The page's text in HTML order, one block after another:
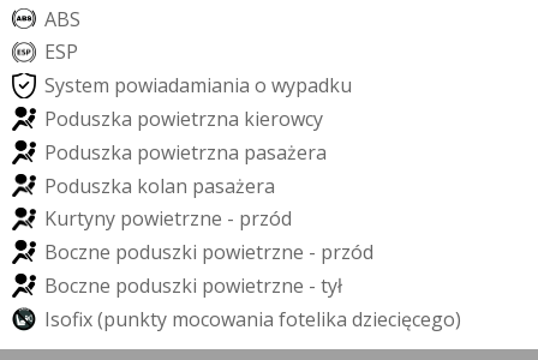
ABS
ESP
System powiadamiania o wypadku
Poduszka powietrzna kierowcy
Poduszka powietrzna pasażera
Poduszka kolan pasażera
Kurtyny powietrzne - przód
Boczne poduszki powietrzne - przód
Boczne poduszki powietrzne - tył
Isofx(punkty mocowania fotelika dziecięcego)